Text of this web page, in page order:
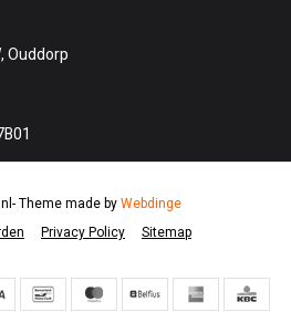
Ouddorp
Privacy Policy Sitemap
- Theme made byWebdinge